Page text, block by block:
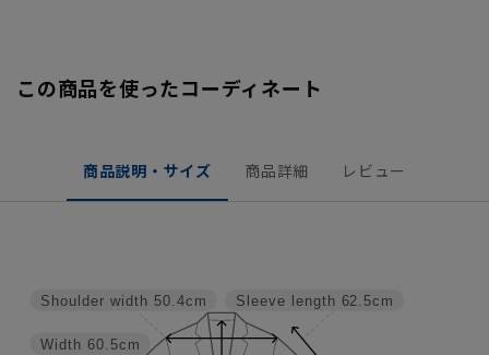
この商品を使ったコーディネート
商品説明・サイズ 商品詳細 レビュー
Sleeve length 62.5cm
Width 60.5cm
Shoulder width 50.4cm